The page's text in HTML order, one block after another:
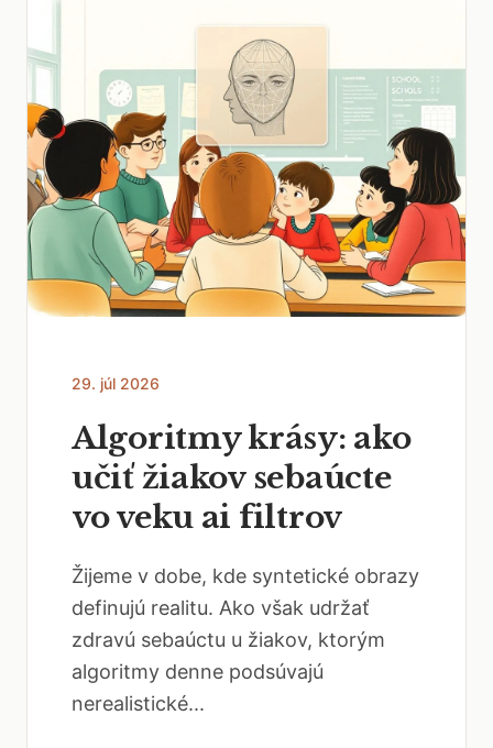
29. júl 2026
Algoritmy krásy: ako
učiť žiakov sebaúcte
vo veku ai filtrov
Žijeme v dobe, kde syntetické obrazy
definujú realitu. Ako však udržať
zdravú sebaúctu u žiakov, ktorým
algoritmy denne podsúvajú
nerealistické...